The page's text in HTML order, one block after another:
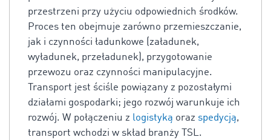
przestrzeni przy użyciu odpowiednich środków.
Proces ten obejmuje zarówno przemieszczanie,
jak i czynności ładunkowe (załadunek,
wyładunek, przeładunek), przygotowanie
przewozu oraz czynności manipulacyjne.
Transport jest ściśle powiązany z pozostałymi
działami gospodarki; jego rozwój warunkuje ich
rozwój. W połączeniu z logistyką oraz spedycją,
transport wchodzi w skład branży TSL.